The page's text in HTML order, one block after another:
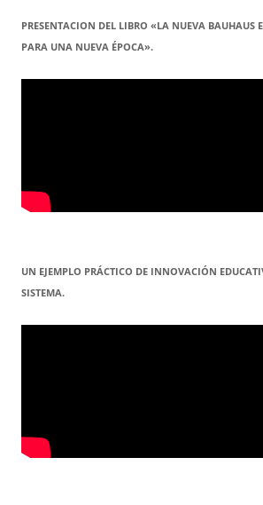
PRESENTACION DEL LIBRO «LA NUEVA BAUHAUS
PARA UNA NUEVA ÉPOCA».
UN EJEMPLO PRÁCTICO DE INNOVACIÓN
SISTEMA.